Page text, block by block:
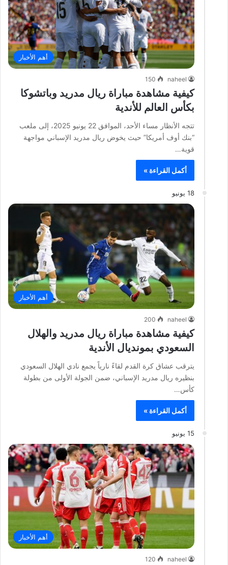
أهم الأخبار
naheel
150
كيفية مشاهدة مباراة ريال مدريد وباتشوكا
بكأس العالم للأندية
تتجه الأنظار مساء الأحد، الموافق 22 يونيو 2025، إلى ملعب
“بنك أوف أمريكا” حيث يخوض ريال مدريد الإسباني مواجهة
قوية…
أكمل القراءة »
18 يونيو
أهم الأخبار
naheel
200
كيفية مشاهدة مباراة ريال مدريد والهلال
السعودي بمونديال الأندية
يترقب عشاق كرة القدم لقاءً نارياً يجمع نادي الهلال السعودي
بنظيره ريال مدريد الإسباني، ضمن الجولة الأولى من بطولة
كأس…
أكمل القراءة »
15 يونيو
أهم الأخبار
naheel
120